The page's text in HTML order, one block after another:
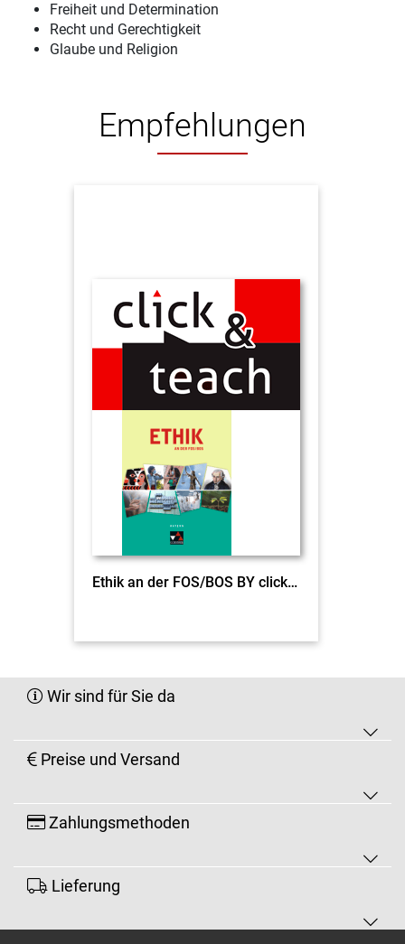
Freiheit und Determination
Recht und Gerechtigkeit
Glaube und Religion
Empfehlungen
Ethik an der FOS/BOS BY click & teach EL
Wir sind für Sie da
Preise und Versand
Zahlungsmethoden
Lieferung